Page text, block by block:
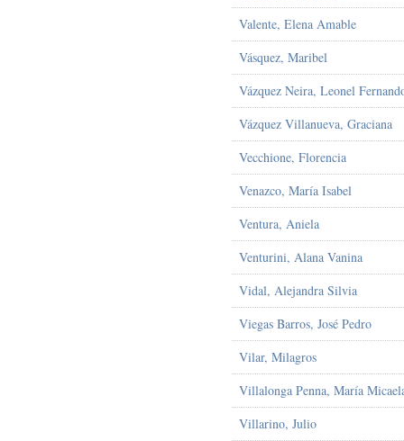
Valente, Elena Amable
Vásquez, Maribel
Vázquez Neira, Leonel
Vázquez Villanueva, Graciana
Vecchione, Florencia
Venazco, María Isabel
Ventura, Aniela
Venturini, Alana Vanina
Vidal, Alejandra Silvia
Viegas Barros, José Pedro
Vilar, Milagros
Villalonga Penna, María
Villarino, Julio